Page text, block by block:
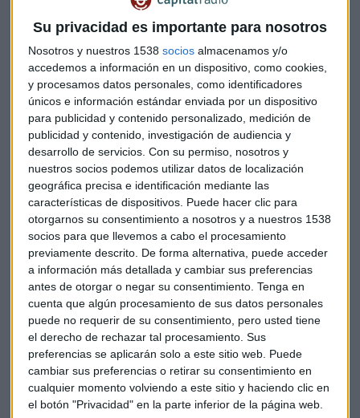
Su privacidad es importante para nosotros
Nosotros y nuestros 1538 socios almacenamos y/o
accedemos a información en un dispositivo, como cookies,
y procesamos datos personales, como identificadores
únicos e información estándar enviada por un dispositivo
para publicidad y contenido personalizado, medición de
publicidad y contenido, investigación de audiencia y
desarrollo de servicios. Con su permiso, nosotros y
nuestros socios podemos utilizar datos de localización
geográfica precisa e identificación mediante las
características de dispositivos. Puede hacer clic para
otorgarnos su consentimiento a nosotros y a nuestros 1538
socios para que llevemos a cabo el procesamiento
previamente descrito. De forma alternativa, puede acceder
a información más detallada y cambiar sus preferencias
antes de otorgar o negar su consentimiento. Tenga en
cuenta que algún procesamiento de sus datos personales
puede no requerir de su consentimiento, pero usted tiene
el derecho de rechazar tal procesamiento. Sus
preferencias se aplicarán solo a este sitio web. Puede
cambiar sus preferencias o retirar su consentimiento en
cualquier momento volviendo a este sitio y haciendo clic en
el botón "Privacidad" en la parte inferior de la página web.
FONDOS DE INVERSIÓN
Seixas (Bestinver): “Un 50% de potencial no sería
disparatado en la banca”
BALANCE 2023
Los máximos en fondos de inversión dejan de lado a